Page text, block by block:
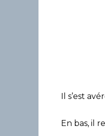
Il s’est
En bas, il